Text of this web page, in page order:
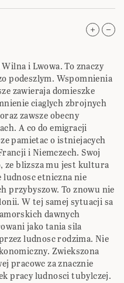
i Lwowa. To znaczy
podeszlym. Wspomnienia
zawieraja domieszke
ciaglych zbrojnych
zawsze obecny
A co do emigracji
pamietac o istniejacych
i Niemczech. Swoj
ze blizsza mu jest kultura
ludnosc etniczna nie
przybyszow. To znowu nie
W tej samej sytuacji sa
dawnych
jako tania sila
ludnosc rodzima. Nie
Zwiekszona
pracowc za znacznie
pracy ludnosci tubylczej.